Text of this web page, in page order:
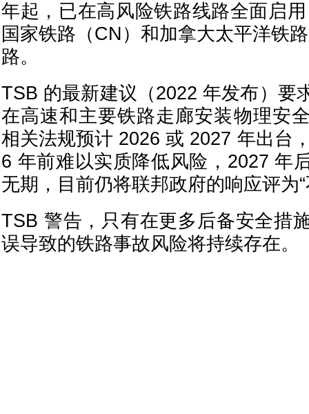
年起，已在高风险铁路线路全面启
国家铁路（CN）和加拿大太平洋铁
路。
TSB 的最新建议（2022 年发布）要
在高速和主要铁路走廊安装物理安
相关法规预计 2026 或 2027 年出台
6 年前难以实质降低风险，2027 年
无期，目前仍将联邦政府的响应评为“
TSB 警告，只有在更多后备安全措
误导致的铁路事故风险将持续存在。